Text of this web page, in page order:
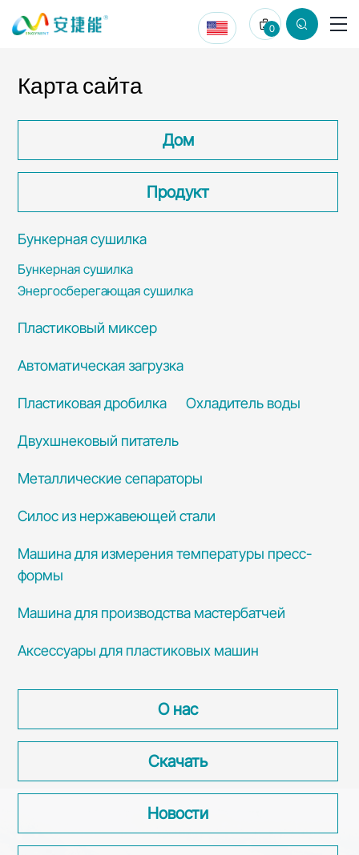
Qingdao
Zhongbangling
Appliance
Co.,
0
Карта сайта
Дом
Продукт
Бункерная сушилка
Бункерная сушилка
Энергосберегающая сушилка
Пластиковый миксер
Автоматическая загрузка
Пластиковая дробилка Охладитель воды
Двухшнековый питатель
Металлические сепараторы
Силос из нержавеющей стали
Машина для измерения температуры пресс-
формы
Машина для производства мастербатчей
Аксессуары для пластиковых машин
О нас
Скачать
Новости